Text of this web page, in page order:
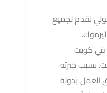
نقدم لجميع
كويت
بسبب خبرته
العمل بدولة